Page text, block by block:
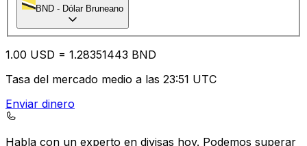
BND - Dólar Bruneano
1.00 USD = 1.28351443 BND
Tasa del mercado medio a las 23:51 UTC
Enviar dinero
Habla con un experto en divisas hoy. Podemos superar